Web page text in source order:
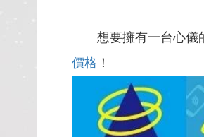
想要擁有一台心儀
價格 ！